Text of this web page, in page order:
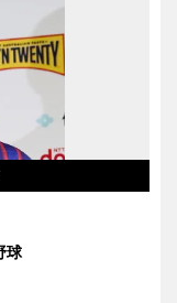
球